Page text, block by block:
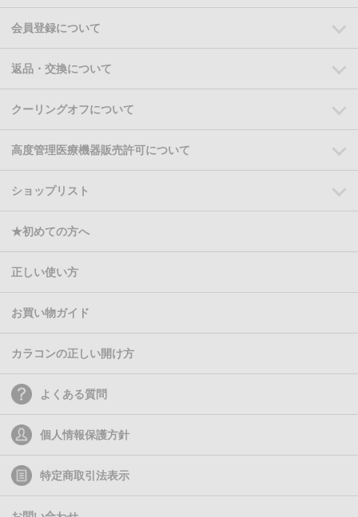
会員登録について
返品・交換について
クーリングオフについて
高度管理医療機器販売許可について
ショップリスト
★初めての方へ
正しい使い方
お買い物ガイド
カラコンの正しい開け方
よくある質問
個人情報保護方針
特定商取引法表示